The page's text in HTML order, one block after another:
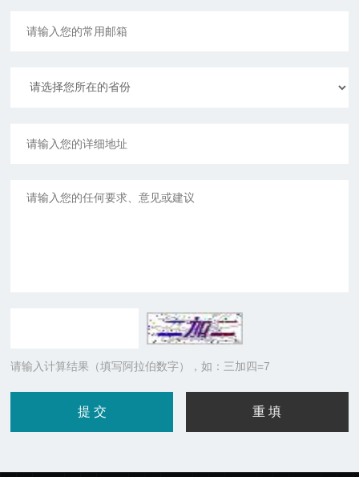
请输入计算结果（填写阿拉伯数字），如：三加四=7